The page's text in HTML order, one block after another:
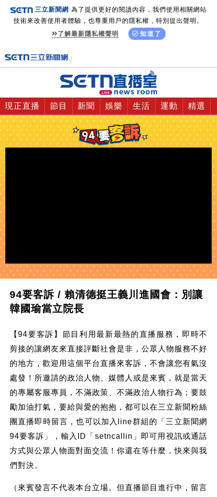
三立新聞網 為了提供更好的閱讀內容，我們使用相關網站
技術來改善使用者體驗，也尊重用戶的隱私權，特別提出聲明。
了解最新隱私權聲明
知道了
現正直播 節目 新聞 娛樂 生活 運動 精選
94要客訴 / 賴清德挺王義川進國會：別讓
韓國瑜當立院長
【94要客訴】節目利用最新最熱的直播服務，即時不
剪接的讓網友來直接評斷社會是非，公眾人物服務不好
的地方，歡迎用這個平台直播來客訴，不會讓您有氣沒
處發！所邀請的政治人物、媒體人或是來賓，就是當天
的專屬客服專員，不滿政策、不滿政治人物行為；要鼓
勵加油打氣，要給與愛的抱抱，都可以在三立新聞粉絲
團直播即時留言，也可以加入line群組的「三立新聞網
94要客訴」，輸入ID「setncallin」即可用視訊或通話
方式與公眾人物面對面交流！你還在等什麼，快來與我
們對決。
（來賓發言不代表本台立場。但直播節目進行中，留言